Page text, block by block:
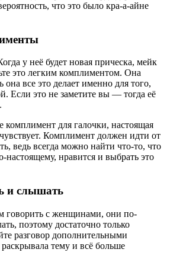
что это было кра-а-айне
у неё будет новая прическа, мейк
это легким комплиментом. Она
она все это делает именно для того,
Если это не заметите вы — тогда её
комплимент для галочки, настоящая
Комплимент должен идти от
ведь всегда можно найти что-то, что
настоящему, нравится и выбрать это
и слышать
говорить с женщинами, они по-
поэтому достаточно только
разговор дополнительными
тему и всё больше